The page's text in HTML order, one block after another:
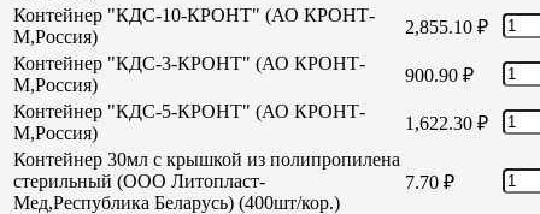
Контейнер "КДС-10-КРОНТ" (АО КРОНТ-
М,Россия)
2,855.10 ₽
Контейнер "КДС-3-КРОНТ" (АО КРОНТ-
М,Россия)
900.90 ₽
Контейнер "КДС-5-КРОНТ" (АО КРОНТ-
М,Россия)
1,622.30 ₽
Контейнер 30мл с крышкой из полипропилена
стерильный (ООО Литопласт-
Мед,Республика Беларусь) (400шт/кор.)
7.70 ₽